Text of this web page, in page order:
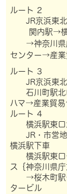
ルート 2
JR京浜東北
関内駅→横
→神奈川県
センター→産業
ルート 3
JR京浜東北
石川町駅北
ハマ→産業貿易
ルート 4
横浜駅東口
JR・市営地
横浜駅下車
横浜駅東口→
ス｛神奈川県庁
→桜木町駅→
タービル